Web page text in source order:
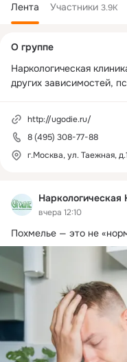
Лента Участники 3.9K
Наркологическая
вчера 12:10
Похмелье — это не
колонка
О группе
Наркологическая
других зависимостей,
http://ugodie.ru/
8 (495) 308-77-88
г.Москва, ул. Таежная,